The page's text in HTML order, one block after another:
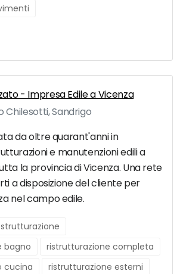
- Impresa Edile a Vicenza
Chilesotti, Sandrigo
da oltre quarant'anni in
e manutenzioni edili a
la provincia di Vicenza. Una rete
a disposizione del cliente per
nel campo edile.
bagno
ristrutturazione completa
cucina
ristrutturazione esterni